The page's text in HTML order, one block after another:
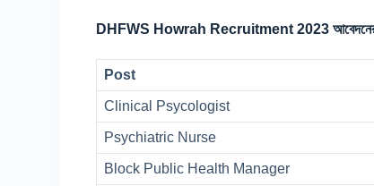
DHFWS Howrah Recruitment 2023
Post
Clinical Psycologist
Psychiatric Nurse
Block Public Health Manager